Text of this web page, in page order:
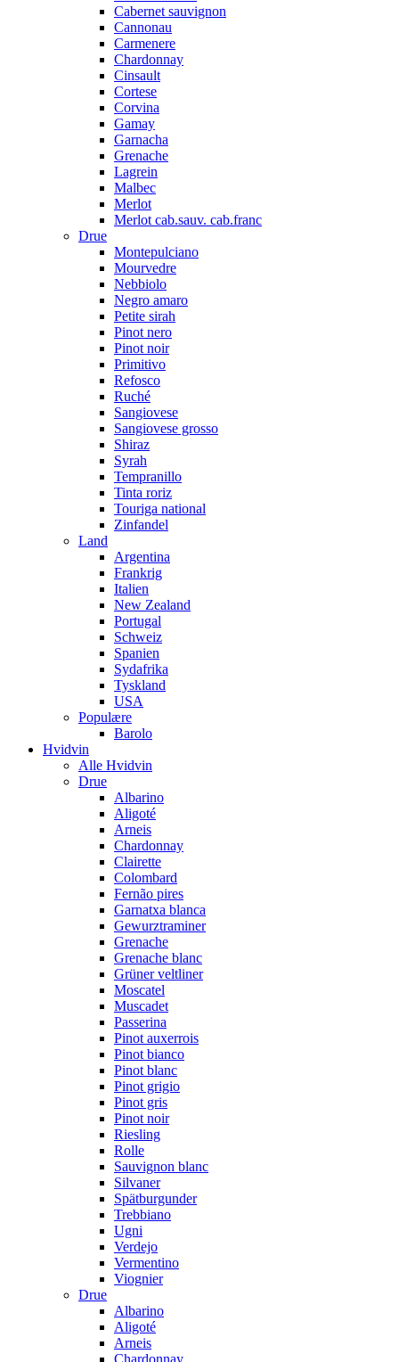
Cabernet sauvignon
Cannonau
Carmenere
Chardonnay
Cinsault
Cortese
Corvina
Gamay
Garnacha
Grenache
Lagrein
Malbec
Merlot
Merlot cab.sauv. cab.franc
Drue
Montepulciano
Mourvedre
Nebbiolo
Negro amaro
Petite sirah
Pinot nero
Pinot noir
Primitivo
Refosco
Ruché
Sangiovese
Sangiovese grosso
Shiraz
Syrah
Tempranillo
Tinta roriz
Touriga national
Zinfandel
Land
Argentina
Frankrig
Italien
New Zealand
Portugal
Schweiz
Spanien
Sydafrika
Tyskland
USA
Populære
Barolo
Hvidvin
Alle Hvidvin
Drue
Albarino
Aligoté
Arneis
Chardonnay
Clairette
Colombard
Fernão pires
Garnatxa blanca
Gewurztraminer
Grenache
Grenache blanc
Grüner veltliner
Moscatel
Muscadet
Passerina
Pinot auxerrois
Pinot bianco
Pinot blanc
Pinot grigio
Pinot gris
Pinot noir
Riesling
Rolle
Sauvignon blanc
Silvaner
Spätburgunder
Trebbiano
Ugni
Verdejo
Vermentino
Viognier
Drue
Albarino
Aligoté
Arneis
Chardonnay